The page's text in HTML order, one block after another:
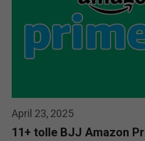
April 23, 2025
11+ tolle BJJ Amazon